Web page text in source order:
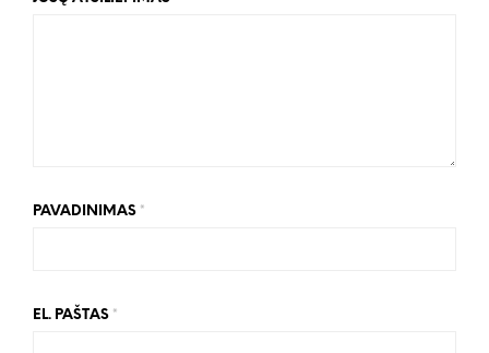
PAVADINIMAS *
EL. PAŠTAS *